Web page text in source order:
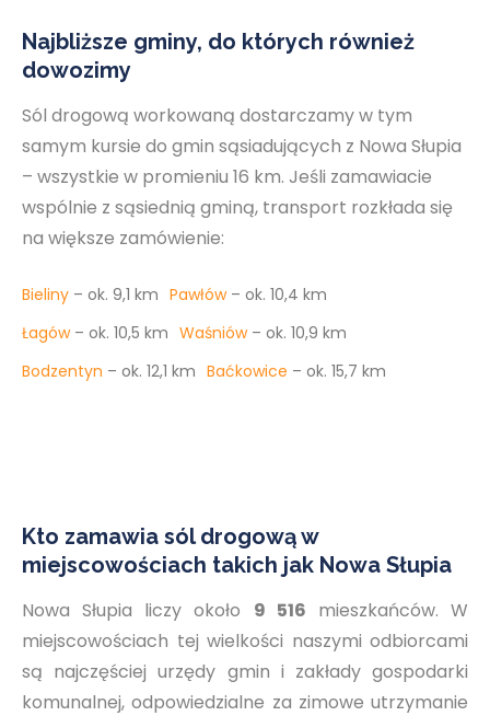
Najbliższe gminy, do których również
dowozimy
Sól drogową workowaną dostarczamy w tym
samym kursie do gmin sąsiadujących z Nowa Słupia
– wszystkie w promieniu 16 km. Jeśli zamawiacie
wspólnie z sąsiednią gminą, transport rozkłada się
na większe zamówienie:
Bieliny – ok. 9,1 km Pawłów – ok. 10,4 km
Łagów – ok. 10,5 km Waśniów – ok. 10,9 km
Bodzentyn – ok. 12,1 km Baćkowice – ok. 15,7 km
Kto zamawia sól drogową w
miejscowościach takich jak Nowa Słupia
Nowa Słupia liczy około 9 516 mieszkańców. W
miejscowościach tej wielkości naszymi odbiorcami
są najczęściej urzędy gmin i zakłady gospodarki
komunalnej, odpowiedzialne za zimowe utrzymanie